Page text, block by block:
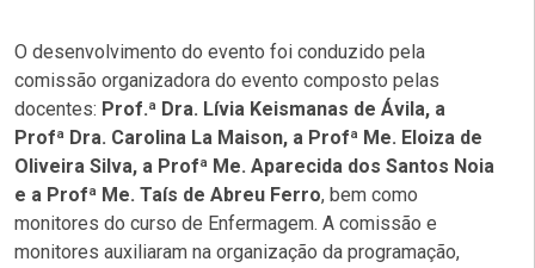
O desenvolvimento do evento foi conduzido pela
comissão organizadora do evento composto pelas
docentes: Prof.ª Dra. Lívia Keismanas de Ávila, a
Profª Dra. Carolina La Maison, a Profª Me. Eloiza de
Oliveira Silva, a Profª Me. Aparecida dos Santos Noia
e a Profª Me. Taís de Abreu Ferro, bem como
monitores do curso de Enfermagem. A comissão e
monitores auxiliaram na organização da programação,